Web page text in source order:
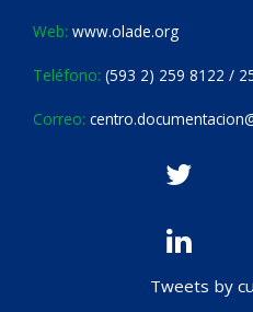
Web: www.olade.org
Teléfono: (593 2) 259 8122 /
Correo:
Tweets by